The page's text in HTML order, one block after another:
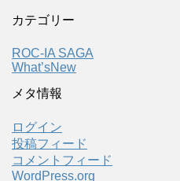
カテゴリー
ROC-IA SAGA
What’sNew
メタ情報
ログイン
投稿フィード
コメントフィード
WordPress.org